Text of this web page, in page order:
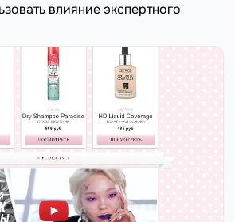
влияние экспертного